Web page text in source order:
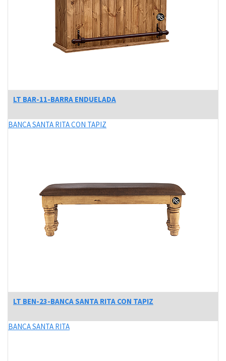
LT BAR-11-BARRA ENDUELADA
BANCA SANTA RITA CON TAPIZ
LT BEN-23-BANCA SANTA RITA CON TAPIZ
BANCA SANTA RITA